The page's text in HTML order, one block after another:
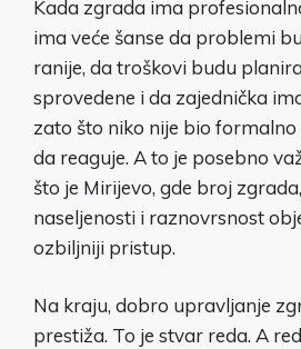
Kada zgrada ima
ima veće šanse da problemi
ranije, da troškovi budu
sprovedene i da zajednička
zato što niko nije bio
da reaguje. A to je posebno
što je Mirijevo, gde broj
naseljenosti i raznovrsnost
ozbiljniji pristup.
Na kraju, dobro upravljanje
prestiža. To je stvar reda. A